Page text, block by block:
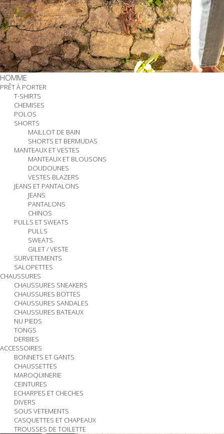
HOMME
PRÊT À PORTER
T-SHIRTS
CHEMISES
POLOS
SHORTS
MAILLOT DE BAIN
SHORTS ET BERMUDAS
MANTEAUX ET VESTES
MANTEAUX ET BLOUSONS
DOUDOUNES
VESTES BLAZERS
JEANS ET PANTALONS
JEANS
PANTALONS
CHINOS
PULLS ET SWEATS
PULLS
SWEATS
GILET / VESTE
SURVETEMENTS
SALOPETTES
CHAUSSURES
CHAUSSURES SNEAKERS
CHAUSSURES BOTTES
CHAUSSURES SANDALES
CHAUSSURES BATEAUX
NU PIEDS
TONGS
DERBIES
ACCESSOIRES
BONNETS ET GANTS
CHAUSSETTES
MAROQUINERIE
CEINTURES
ECHARPES ET CHECHES
DIVERS
SOUS VETEMENTS
CASQUETTES ET CHAPEAUX
TROUSSES DE TOILETTE